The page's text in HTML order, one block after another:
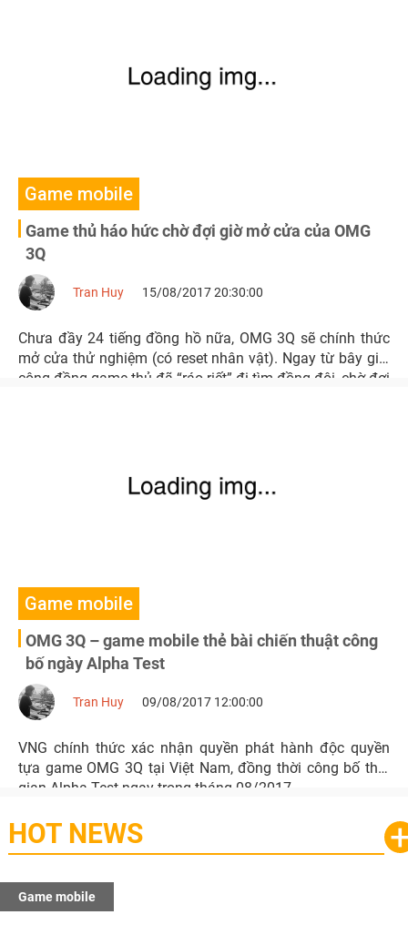
Game mobile
Game thủ háo hức chờ đợi giờ mở cửa của OMG
3Q
Tran Huy 15/08/2017 20:30:00
Chưa đầy 24 tiếng đồng hồ nữa, OMG 3Q sẽ chính thức
mở cửa thử nghiệm (có reset nhân vật). Ngay từ bây giờ,
cộng đồng game thủ đã “ráo riết” đi tìm đồng đội, chờ đợi
Game mobile
OMG 3Q – game mobile thẻ bài chiến thuật công
bố ngày Alpha Test
Tran Huy 09/08/2017 12:00:00
VNG chính thức xác nhận quyền phát hành độc quyền
tựa game OMG 3Q tại Việt Nam, đồng thời công bố thời
gian Alpha Test ngay trong tháng 08/2017.
HOT NEWS
Game mobile